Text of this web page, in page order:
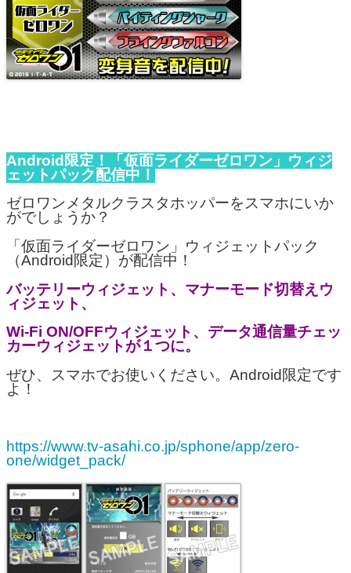
Android限定！「仮面ライダーゼロワン」ウィジ
ェットパック配信中！
ゼロワンメタルクラスタホッパーをスマホにいか
がでしょうか？
「仮面ライダーゼロワン」ウィジェットパック
（Android限定）が配信中！
バッテリーウィジェット、マナーモード切替えウ
ィジェット、
Wi-Fi ON/OFFウィジェット、データ通信量チェッ
カーウィジェットが１つに。
ぜひ、スマホでお使いください。Android限定です
よ！
https://www.tv-asahi.co.jp/sphone/app/zero-
one/widget_pack/